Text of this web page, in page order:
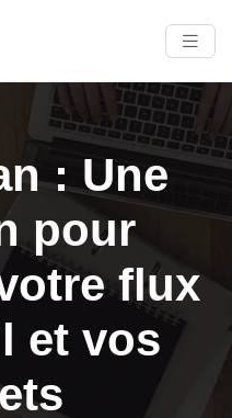
: Une
pour
flux
et vos